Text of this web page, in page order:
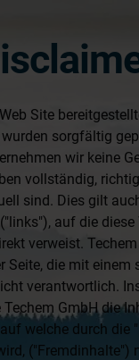
Site
sorgfältig
wir keine
vollständig,
sind. Dies gilt
auf die diese
verweist.
Seite, die mit einem
verantwortlich.
GmbH die
welche durch die
("Fremdinhalte")